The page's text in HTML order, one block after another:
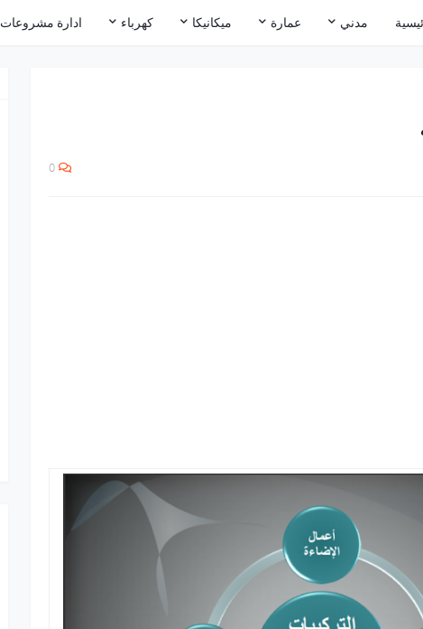
مدني عمارة ميكانيكا كهرباء ادارة مشروعات
0